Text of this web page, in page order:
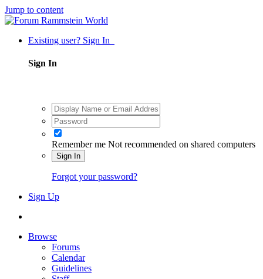
Jump to content
Existing user? Sign In
Sign In
Remember me Not recommended on shared computers
Sign In
Forgot your password?
Sign Up
Browse
Forums
Calendar
Guidelines